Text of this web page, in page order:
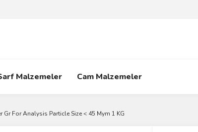
Malzemeler Cam Malzemeler
Gr For Analysis Particle Size < 45 Mym 1 KG